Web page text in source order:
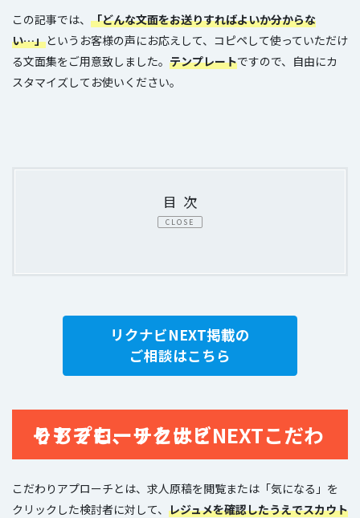
この記事では、 「どんな文面をお送りすればよいか分からな
い…」というお客様の声にお応えして、コピペして使っていただけ
る文面集をご用意致しました。 テンプレートですので、自由にカ
スタマイズしてお使いください。
目次
CLOSE
リクナビNEXT掲載の
ご相談はこちら
そもそも、リクナビNEXTこだわりアプローチとは？
こだわりアプローチとは、求人原稿を閲覧または「気になる」を
クリックした検討者に対して、 レジュメを確認したうえでスカウト